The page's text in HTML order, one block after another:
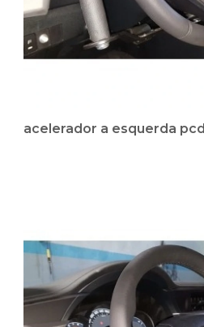
acelerador a esquerda pcd